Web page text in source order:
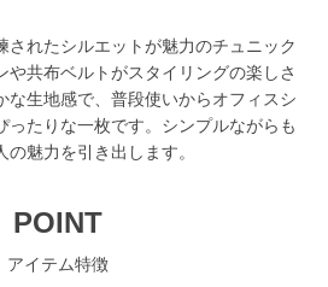
されたシルエットが魅力のチュニック
や共布ベルトがスタイリングの楽しさ
な生地感で、普段使いからオフィスシ
ったりな一枚です。シンプルながらも
の魅力を引き出します。
POINT
アイテム特徴